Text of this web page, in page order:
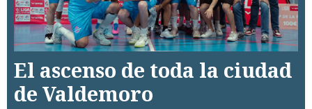
El ascenso de toda la ciudad
de Valdemoro